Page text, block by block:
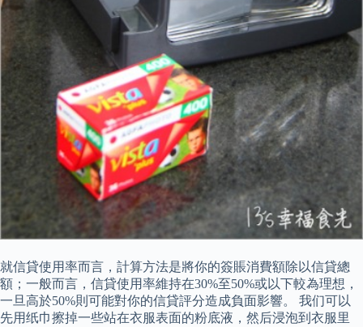
就信貸使用率而言，計算方法是將你的簽賬消費額除以信貸總
額；一般而言，信貸使用率維持在30%至50%或以下較為理想，
一旦高於50%則可能對你的信貸評分造成負面影響。 我们可以
先用纸巾擦掉一些站在衣服表面的粉底液，然后浸泡到衣服里